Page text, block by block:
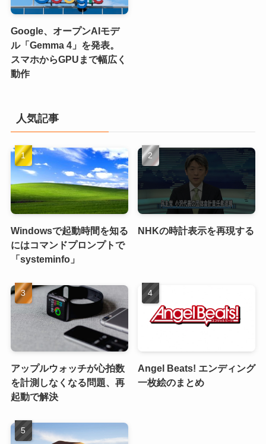
Google、オープンAIモデ
ル「Gemma 4」を発表。
スマホからGPUまで幅広く
動作
人気記事
Windowsで起動時間を知る
にはコマンドプロンプトで
「systeminfo」
NHKの時計表示を再現する
アップルウォッチが心拍数
を計測しなくなる問題、再
起動で解決
Angel Beats! エンディング
一枚絵のまとめ